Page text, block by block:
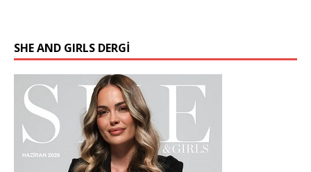
SHE AND GIRLS DERGİ